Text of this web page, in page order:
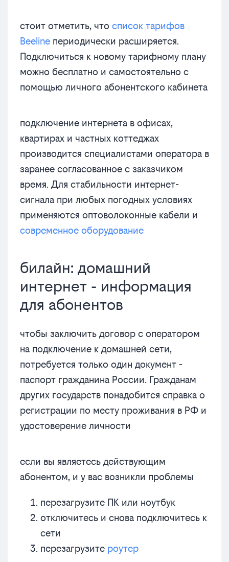
стоит отметить, что список тарифов
Beeline периодически расширяется.
Подключиться к новому тарифному плану
можно бесплатно и самостоятельно с
помощью личного абонентского кабинета
подключение интернета в офисах,
квартирах и частных коттеджах
производится специалистами оператора в
заранее согласованное с заказчиком
время. Для стабильности интернет-
сигнала при любых погодных условиях
применяются оптоволоконные кабели и
современное оборудование
билайн: домашний
интернет - информация
для абонентов
чтобы заключить договор с оператором
на подключение к домашней сети,
потребуется только один документ -
паспорт гражданина России. Гражданам
других государств понадобится справка о
регистрации по месту проживания в РФ и
удостоверение личности
если вы являетесь действующим
абонентом, и у вас возникли проблемы
перезагрузите ПК или ноутбук
отключитесь и снова подключитесь к
сети
перезагрузите роутер